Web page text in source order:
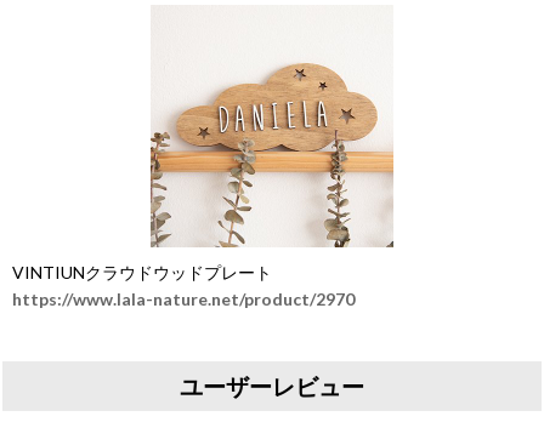
VINTIUNクラウドウッドプレート
https://www.lala-nature.net/product/2970
ユーザーレビュー